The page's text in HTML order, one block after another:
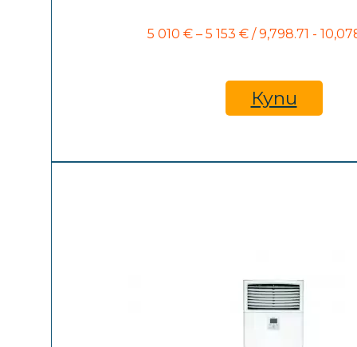
5 010 € – 5 153 €Price
010 €
through
5
/ 9,798.71 -
Купи